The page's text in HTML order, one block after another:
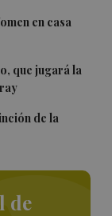
en casa
que jugará la
de la
de